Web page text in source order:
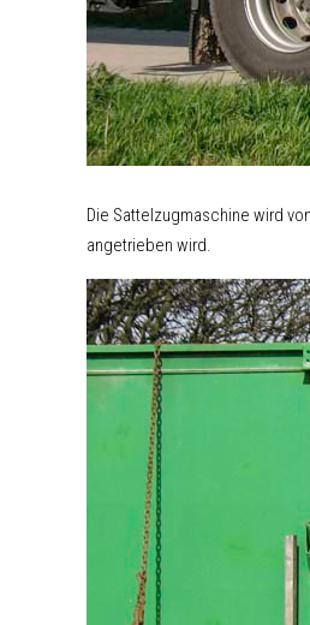
Die Sattelzugmaschine wird
angetrieben wird.